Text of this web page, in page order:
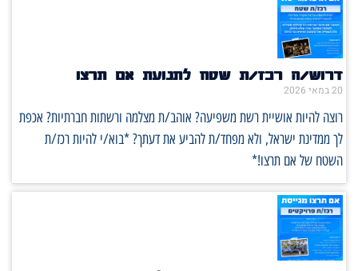
דרוש/ה רכז/ת שטח לתנועת אם תרצו
20 במאי 2026
רוצה להיות אושיית רשת משפיעה? אוהב/ת מצלמה ורשתות חברתיות? אכפת
לך ממדינת ישראל, ולא מפחד/ת להביע את דעתך? *בוא/י להיות רכז/ת
השטח של אם תרצו!*